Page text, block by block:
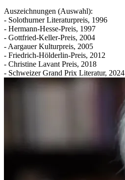
Auszeichnungen (Auswahl):
- Solothurner Literaturpreis, 1996
- Hermann-Hesse-Preis, 1997
- Gottfried-Keller-Preis, 2004
- Aargauer Kulturpreis, 2005
- Friedrich-Hölderlin-Preis, 2012
- Christine Lavant Preis, 2018
- Schweizer Grand Prix Literatur, 2024